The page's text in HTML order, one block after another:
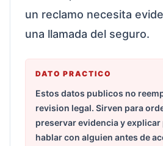
un reclamo necesita
una llamada del seguro.
DATO PRACTICO
Estos datos publicos no
revision legal. Sirven para
preservar evidencia y
hablar con alguien antes de